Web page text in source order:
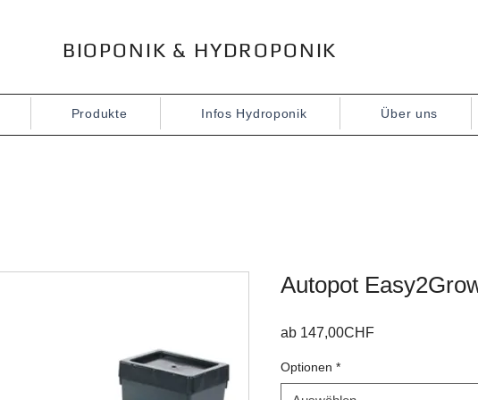
BIOPONIK & HYDROPONIK
Produkte Infos Hydroponik Über uns
Autopot
ab 147,00CHFSale-
Optionen *